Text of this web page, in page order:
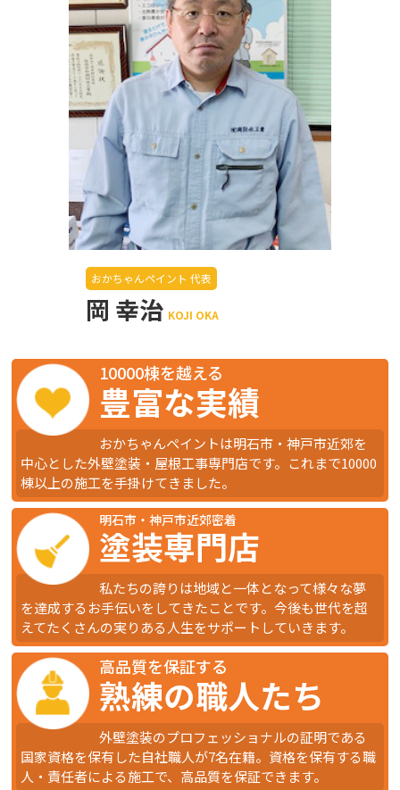
おかちゃんペイント 代表
岡 幸治 KOJI OKA
10000棟を越える
豊富な実績
おかちゃんペイントは明石市・神戸市近郊を
中心とした外壁塗装・屋根工事専門店です。これまで10000
棟以上の施工を手掛けてきました。
明石市・神戸市近郊密着
塗装専門店
私たちの誇りは地域と一体となって様々な夢
を達成するお手伝いをしてきたことです。今後も世代を超
えてたくさんの実りある人生をサポートしていきます。
高品質を保証する
熟練の職人たち
外壁塗装のプロフェッショナルの証明である
国家資格を保有した自社職人が7名在籍。資格を保有する職
人・責任者による施工で、高品質を保証できます。